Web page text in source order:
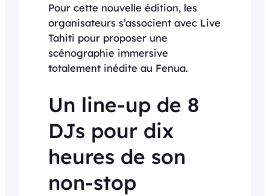
Pour cette nouvelle édition, les
organisateurs s’associent avec Live
Tahiti pour proposer une
scénographie immersive
totalement inédite au Fenua.
Un line-up de 8
DJs pour dix
heures de son
non-stop